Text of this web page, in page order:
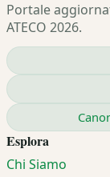
Portale
ATECO 2026.
Esplora
Chi Siamo